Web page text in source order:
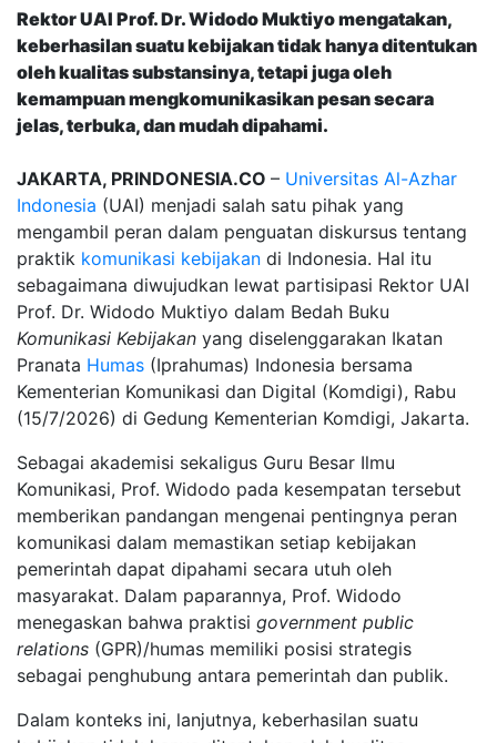
Rektor UAI Prof. Dr. Widodo Muktiyo mengatakan,
keberhasilan suatu kebijakan tidak hanya ditentukan
oleh kualitas substansinya, tetapi juga oleh
kemampuan mengkomunikasikan pesan secara
jelas, terbuka, dan mudah dipahami.
JAKARTA, PRINDONESIA.CO – Universitas Al-Azhar
Indonesia (UAI) menjadi salah satu pihak yang
mengambil peran dalam penguatan diskursus tentang
praktik komunikasi kebijakan di Indonesia. Hal itu
sebagaimana diwujudkan lewat partisipasi Rektor UAI
Prof. Dr. Widodo Muktiyo dalam Bedah Buku
Komunikasi Kebijakan yang diselenggarakan Ikatan
Pranata Humas (Iprahumas) Indonesia bersama
Kementerian Komunikasi dan Digital (Komdigi), Rabu
(15/7/2026) di Gedung Kementerian Komdigi, Jakarta.
Sebagai akademisi sekaligus Guru Besar Ilmu
Komunikasi, Prof. Widodo pada kesempatan tersebut
memberikan pandangan mengenai pentingnya peran
komunikasi dalam memastikan setiap kebijakan
pemerintah dapat dipahami secara utuh oleh
masyarakat. Dalam paparannya, Prof. Widodo
menegaskan bahwa praktisi government public
relations (GPR)/humas memiliki posisi strategis
sebagai penghubung antara pemerintah dan publik.
Dalam konteks ini, lanjutnya, keberhasilan suatu